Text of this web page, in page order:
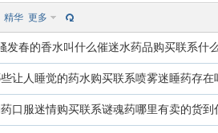
精华 更多
发春的香水叫什么催迷水药品购买联系什
让人睡觉的药水购买联系喷雾迷睡药存在
口服迷情购买联系谜魂药哪里有卖的货到